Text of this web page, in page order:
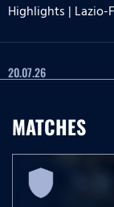
Highlights | Lazio-
20.07.26
24.05.26
Highlights Serie
MATCHES